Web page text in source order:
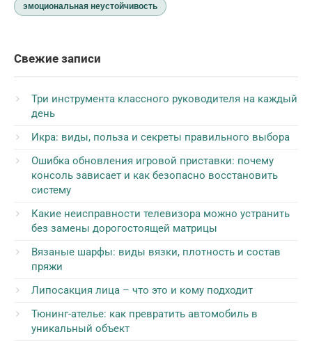
эмоциональная неустойчивость
Свежие записи
Три инструмента классного руководителя на каждый
день
Икра: виды, польза и секреты правильного выбора
Ошибка обновления игровой приставки: почему
консоль зависает и как безопасно восстановить
систему
Какие неисправности телевизора можно устранить
без замены дорогостоящей матрицы
Вязаные шарфы: виды вязки, плотность и состав
пряжи
Липосакция лица – что это и кому подходит
Тюнинг-ателье: как превратить автомобиль в
уникальный объект